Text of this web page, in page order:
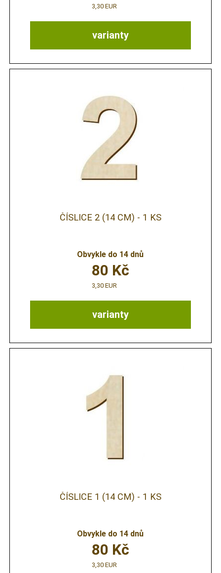
varianty
3,30 EUR
ČÍSLICE 2 (14 CM) - 1 KS
Obvykle do 14 dnů
varianty
80 Kč
3,30 EUR
ČÍSLICE 1 (14 CM) - 1 KS
Obvykle do 14 dnů
80 Kč
3,30 EUR